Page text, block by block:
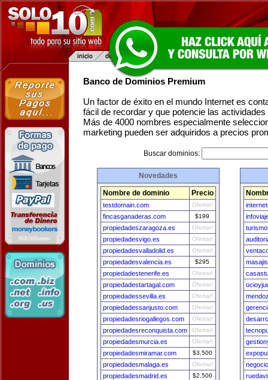
Banco de Dominios Premium
Un factor de éxito en el mundo Internet es
fácil de recordar y que potencie las
Más de 4000 nombres especialmente
marketing pueden ser adquiridos a precios
Buscar dominios:
Novedades
Nombre de dominio Precio
testdomain.com Ofertar!
fincasganaderas.com $199
propiedadeszaragoza.es Ofertar!
propiedadesvigo.es Ofertar!
propiedadesvalladolid.es Ofertar!
propiedadesvalencia.es $295
propiedadestenerife.es Ofertar!
propiedadestartagal.com Ofertar!
propiedadessevilla.es Ofertar!
propiedadessanjusto.com Ofertar!
propiedadesriogallegos.com Ofertar!
propiedadesreconquista.com Ofertar!
propiedadesmurcia.es Ofertar!
propiedadesmiramar.com $3,500
propiedadesmalaga.es Ofertar!
propiedadesmadrid.es $2,500